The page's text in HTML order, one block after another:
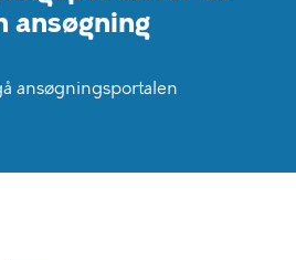
ansøgning
ansøgningsportalen